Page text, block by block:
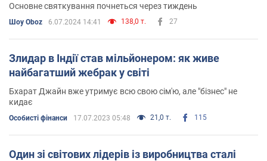
Основне святкування почнеться через тиждень
Шоу Oboz 6.07.2024 14:41 138,0 т. 27
Злидар в Індії став мільйонером: як живе
найбагатший жебрак у світі
Бхарат Джайн вже утримує всю свою сім'ю, але "бізнес" не
кидає
Особисті фінанси 17.07.2023 05:48 21,0 т. 115
Один зі світових лідерів із виробництва сталі